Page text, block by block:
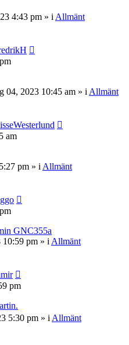
4:43 pm » i Allmänt
04, 2023 10:45 am » i Allmänt
am
pm » i Allmänt
GNC355a
10:59 pm » i Allmänt
pm
5:30 pm » i Allmänt